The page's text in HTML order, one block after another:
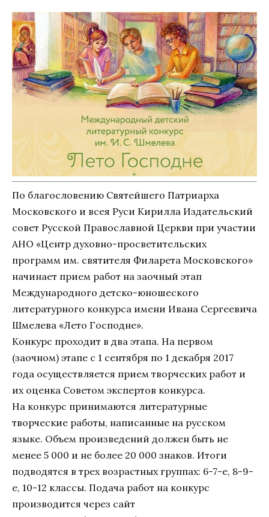
По благословению Святейшего Патриарха
Московского и всея Руси Кирилла Издательский
совет Русской Православной Церкви при участии
АНО «Центр духовно-просветительских
программ им. святителя Филарета Московского»
начинает прием работ на заочный этап
Международного детско-юношеского
литературного конкурса имени Ивана Сергеевича
Шмелева «Лето Господне».
Конкурс проходит в два этапа. На первом
(заочном) этапе с 1 сентября по 1 декабря 2017
года осуществляется прием творческих работ и
их оценка Советом экспертов конкурса.
На конкурс принимаются литературные
творческие работы, написанные на русском
языке. Объем произведений должен быть не
менее 5 000 и не более 20 000 знаков. Итоги
подводятся в трех возрастных группах: 6-7-е, 8-9-
е, 10-12 классы. Подача работ на конкурс
производится через сайт